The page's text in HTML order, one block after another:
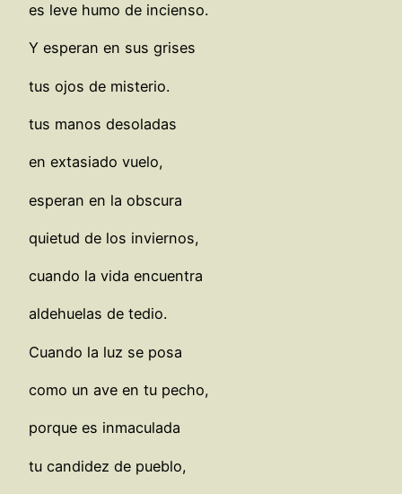
es leve humo de incienso.
Y esperan en sus grises
tus ojos de misterio.
tus manos desoladas
en extasiado vuelo,
esperan en la obscura
quietud de los inviernos,
cuando la vida encuentra
aldehuelas de tedio.
Cuando la luz se posa
como un ave en tu pecho,
porque es inmaculada
tu candidez de pueblo,